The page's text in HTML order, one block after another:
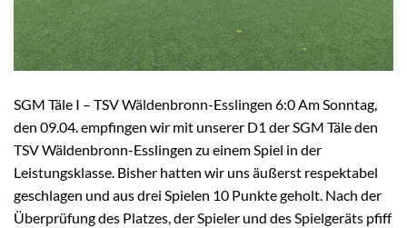
SGM Täle I – TSV Wäldenbronn-Esslingen 6:0 Am Sonntag,
den 09.04. empfingen wir mit unserer D1 der SGM Täle den
TSV Wäldenbronn-Esslingen zu einem Spiel in der
Leistungsklasse. Bisher hatten wir uns äußerst respektabel
geschlagen und aus drei Spielen 10 Punkte geholt. Nach der
Überprüfung des Platzes, der Spieler und des Spielgeräts pfiff